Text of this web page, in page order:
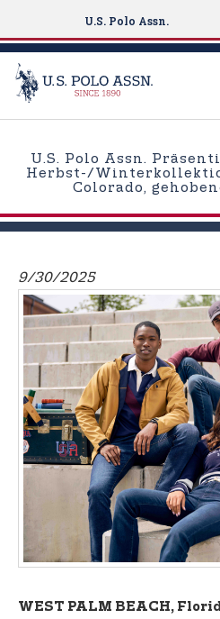
t
U.S. Polo Assn.
U.S. Polo Assn.
Herbst-/
Colorado,
9/30/2025
WEST PALM BEACH,